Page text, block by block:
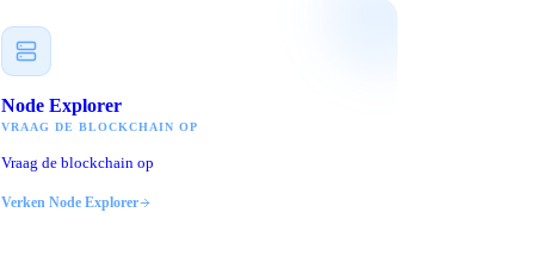
Node Explorer
VRAAG DE BLOCKCHAIN OP
Vraag de blockchain op
Verken Node Explorer